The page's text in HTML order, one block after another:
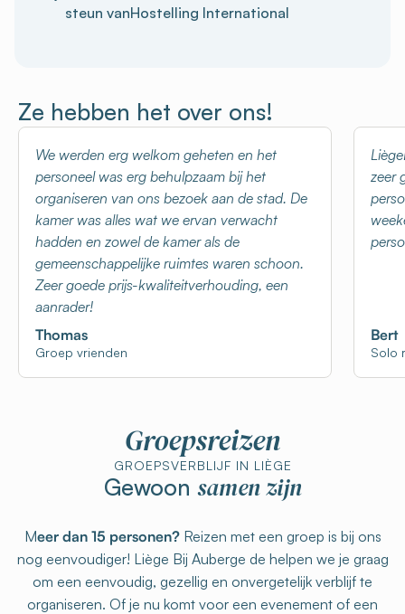
steun vanHostelling International
Ze hebben het over ons!
We werden erg welkom geheten en het
personeel was erg behulpzaam bij het
organiseren van ons bezoek aan de stad. De
kamer was alles wat we ervan verwacht
hadden en zowel de kamer als de
gemeenschappelijke ruimtes waren schoon.
Zeer goede prijs-kwaliteitverhouding, een
aanrader!
Thomas
Groep vrienden
zeer
Bert
Solo
Groepsreizen
GROEPSVERBLIJF IN LIÈGE
Gewoon samen zijn
Meer dan 15 personen?Reizen met een groep is bij ons
nog eenvoudiger! Liège Bij Auberge de helpen we je graag
om een eenvoudig, gezellig en onvergetelijk verblijf te
organiseren. Of je nu komt voor een evenement of een